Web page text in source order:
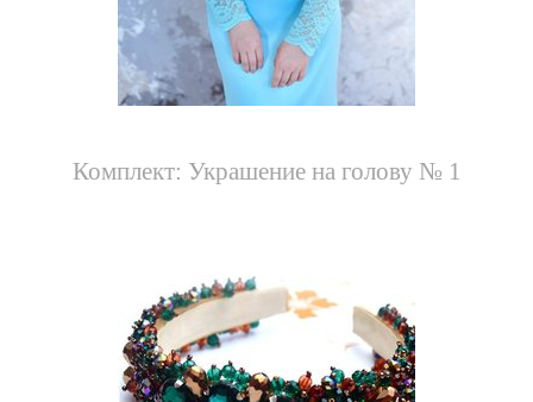
Комплект: Украшение на голову № 1